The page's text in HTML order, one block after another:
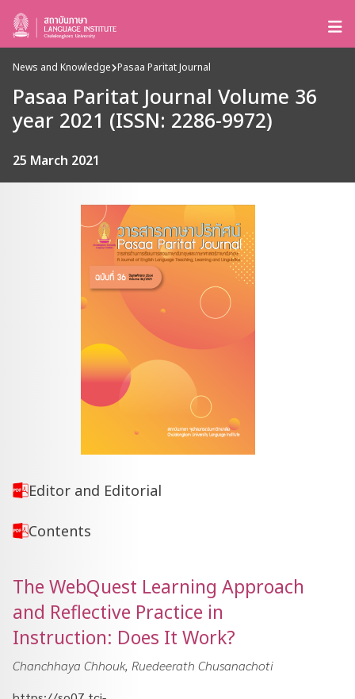
News and Knowledge Pasaa Paritat Journal
Pasaa Paritat Journal Volume 36
year 2021 (ISSN: 2286-9972)
25 March 2021
Editor and Editorial
Contents
The WebQuest Learning Approach
and Reflective Practice in
Instruction: Does It Work?
Chanchhaya Chhouk, Ruedeerath Chusanachoti